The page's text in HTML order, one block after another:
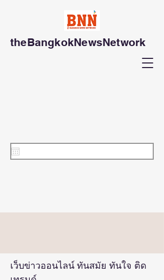
theBangkokNewsNetwork
เว็บข่าวออนไลน์ ทันสมัย ทันใจ ติด